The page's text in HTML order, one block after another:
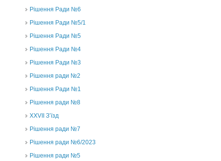
Рішення Ради №6
Рішення Ради №5/1
Рішення Ради №5
Рішення Ради №4
Рішення Ради №3
Рішення ради №2
Рішення Ради №1
Рішення ради №8
ХХVII З’їзд
Рішення ради №7
Рішення ради №6/2023
Рішення ради №5